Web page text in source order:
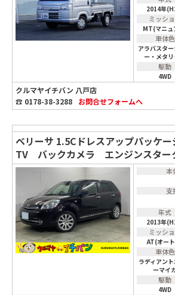
2014年
ミッシ
MT(マニュ
車体色
アラバスタ
ー・メタ
駆動
4WD
クルマヤイチバン 八戸店
☎ 0178-38-3288
お問合せフォームへ
ベリーサ 1.5Cドレスアップパッケ
TV バックカメラ エンジンスタ
本
支
年式
2013年
ミッシ
AT(オー
車体色
ラディアン
ーマイ
駆動
4WD